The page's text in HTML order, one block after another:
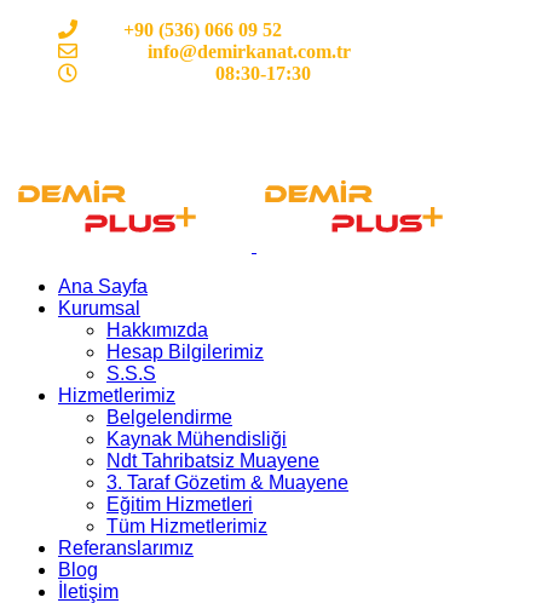
+90 (536) 066 09 52
info@demirkanat.com.tr
08:30-17:30
Ana Sayfa
Kurumsal
Hakkımızda
Hesap Bilgilerimiz
S.S.S
Hizmetlerimiz
Belgelendirme
Kaynak Mühendisliği
Ndt Tahribatsiz Muayene
3. Taraf Gözetim & Muayene
Eğitim Hizmetleri
Tüm Hizmetlerimiz
Referanslarımız
Blog
İletişim